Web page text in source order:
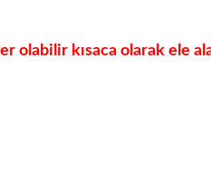
olabilir kısaca olarak ele